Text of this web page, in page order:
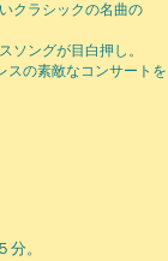
クラシックの名曲の
ソングが目白押し。
スの素敵なコンサートを
。